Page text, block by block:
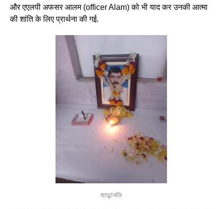
और एएलपी अफसर आलम (officer Alam) को भी याद कर उनकी आत्मा
की शांति के लिए प्रार्थना की गई.
श्रद्धांजलि